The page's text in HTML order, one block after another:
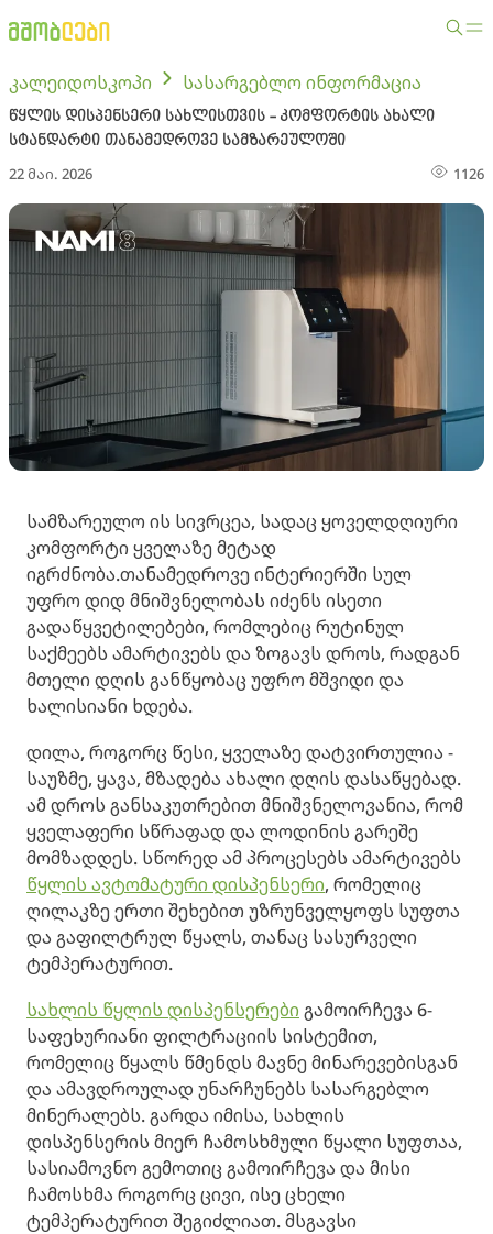
კალეიდოსკოპი სასარგებლო ინფორმაცია
წყლის დისპენსერი სახლისთვის - კომფორტის ახალი
სტანდარტი თანამედროვე სამზარეულოში
22 მაი. 2026 1126
სამზარეულო ის სივრცეა, სადაც ყოველდღიური
კომფორტი ყველაზე მეტად
იგრძნობა.თანამედროვე ინტერიერში სულ
უფრო დიდ მნიშვნელობას იძენს ისეთი
გადაწყვეტილებები, რომლებიც რუტინულ
საქმეებს ამარტივებს და ზოგავს დროს, რადგან
მთელი დღის განწყობაც უფრო მშვიდი და
ხალისიანი ხდება.
დილა, როგორც წესი, ყველაზე დატვირთულია -
საუზმე, ყავა, მზადება ახალი დღის დასაწყებად.
ამ დროს განსაკუთრებით მნიშვნელოვანია, რომ
ყველაფერი სწრაფად და ლოდინის გარეშე
მომზადდეს. სწორედ ამ პროცესებს ამარტივებს
წყლის ავტომატური დისპენსერი, რომელიც
ღილაკზე ერთი შეხებით უზრუნველყოფს სუფთა
და გაფილტრულ წყალს, თანაც სასურველი
ტემპერატურით.
სახლის წყლის დისპენსერები გამოირჩევა 6-
საფეხურიანი ფილტრაციის სისტემით,
რომელიც წყალს წმენდს მავნე მინარევებისგან
და ამავდროულად უნარჩუნებს სასარგებლო
მინერალებს. გარდა იმისა, სახლის
დისპენსერის მიერ ჩამოსხმული წყალი სუფთაა,
სასიამოვნო გემოთიც გამოირჩევა და მისი
ჩამოსხმა როგორც ცივი, ისე ცხელი
ტემპერატურით შეგიძლიათ. მსგავსი